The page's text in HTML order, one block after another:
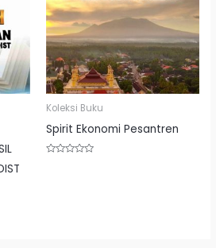
Koleksi Buku
Spirit Ekonomi Pesantren